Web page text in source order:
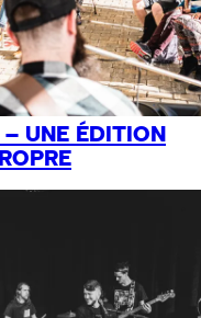
UNE ÉDITION